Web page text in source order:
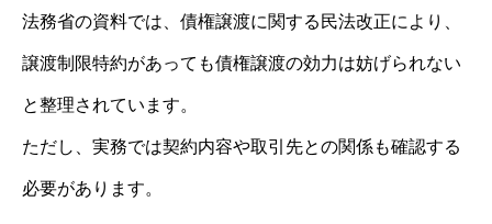
法務省の資料では、債権譲渡に関する民法改正により、
譲渡制限特約があっても債権譲渡の効力は妨げられない
と整理されています。
ただし、実務では契約内容や取引先との関係も確認する
必要があります。